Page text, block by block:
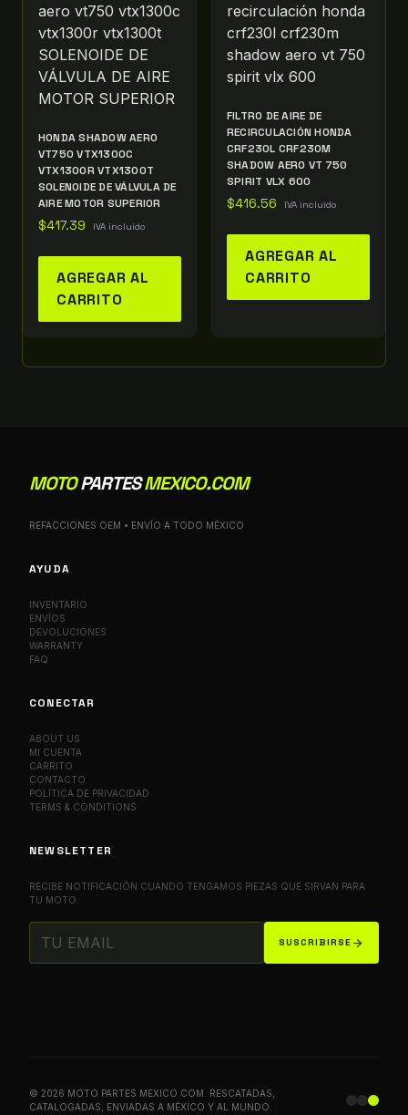
HONDA SHADOW AERO
VT750 VTX1300C
VTX1300R VTX1300T
SOLENOIDE DE VÁLVULA DE
AIRE MOTOR SUPERIOR
$417.39 IVA incluido
AGREGAR AL
CARRITO
FILTRO DE AIRE DE
RECIRCULACIÓN HONDA
CRF230L CRF230M
SHADOW AERO VT 750
SPIRIT VLX 600
$416.56 IVA incluido
AGREGAR AL
CARRITO
MOTOPARTESMEXICO.COM
REFACCIONES OEM • ENVÍO A TODO MÉXICO
AYUDA
INVENTARIO
ENVÍOS
DEVOLUCIONES
WARRANTY
FAQ
CONECTAR
ABOUT US
MI CUENTA
CARRITO
CONTACTO
POLÍTICA DE PRIVACIDAD
TERMS & CONDITIONS
NEWSLETTER
RECIBE NOTIFICACIÓN CUANDO TENGAMOS PIEZAS QUE SIRVAN PARA
TU MOTO.
SUSCRIBIRSE arrow_forward
© 2026 MOTO PARTES MEXICO.COM. RESCATADAS,
CATALOGADAS, ENVIADAS A MÉXICO Y AL MUNDO.